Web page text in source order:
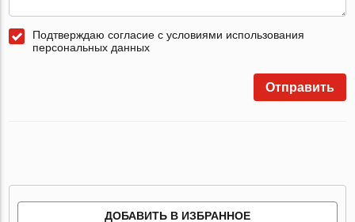
Подтверждаю согласие с условиями использования
персональных данных
Отправить
ДОБАВИТЬ В ИЗБРАННОЕ